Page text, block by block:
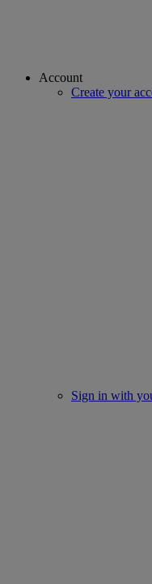
Account
Create your
Sign in with